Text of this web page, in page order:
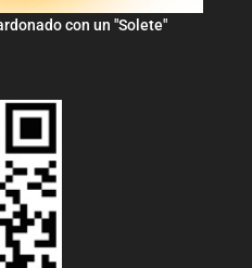
con un "Solete"